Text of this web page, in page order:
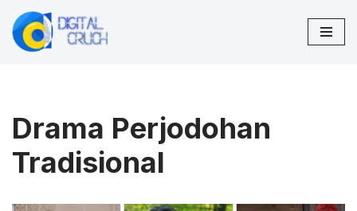
Lompat
Drama Perjodohan
Tradisional